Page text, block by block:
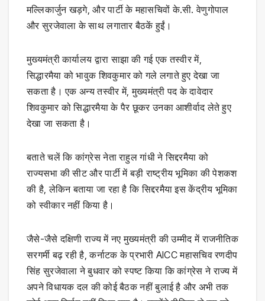
मल्लिकार्जुन खड़गे, और पार्टी के महासचिवों के.सी. वेणुगोपाल
और सुरजेवाला के साथ लगातार बैठकें हुईं।
मुख्यमंत्री कार्यालय द्वारा साझा की गई एक तस्वीर में,
सिद्धारमैया को भावुक शिवकुमार को गले लगाते हुए देखा जा
सकता है। एक अन्य तस्वीर में, मुख्यमंत्री पद के दावेदार
शिवकुमार को सिद्धारमैया के पैर छूकर उनका आशीर्वाद लेते हुए
देखा जा सकता है।
बताते चलें कि कांग्रेस नेता राहुल गांधी ने सिद्दरमैया को
राज्यसभा की सीट और पार्टी में बड़ी राष्ट्रीय भूमिका की पेशकश
की है, लेकिन बताया जा रहा है कि सिद्दरमैया इस केंद्रीय भूमिका
को स्वीकार नहीं किया है।
जैसे-जैसे दक्षिणी राज्य में नए मुख्यमंत्री की उम्मीद में राजनीतिक
सरगर्मी बढ़ रही है, कर्नाटक के प्रभारी AICC महासचिव रणदीप
सिंह सुरजेवाला ने बुधवार को स्पष्ट किया कि कांग्रेस ने राज्य में
अपने विधायक दल की कोई बैठक नहीं बुलाई है और अभी तक